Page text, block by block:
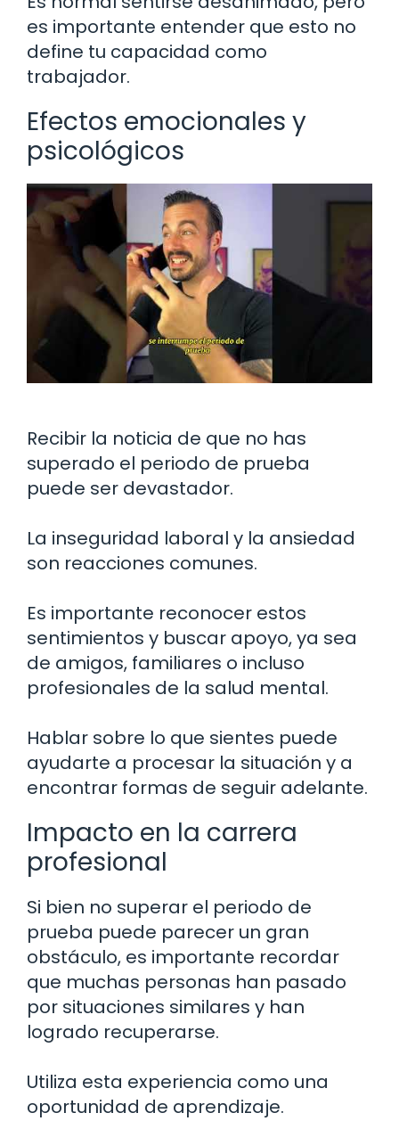
es importante entender que esto no
define tu capacidad como
trabajador.
Efectos emocionales y
psicológicos
Recibir la noticia de que no has
superado el periodo de prueba
puede ser devastador.
La inseguridad laboral y la ansiedad
son reacciones comunes.
Es importante reconocer estos
sentimientos y buscar apoyo, ya sea
de amigos, familiares o incluso
profesionales de la salud mental.
Hablar sobre lo que sientes puede
ayudarte a procesar la situación y a
encontrar formas de seguir adelante.
Impacto en la carrera
profesional
Si bien no superar el periodo de
prueba puede parecer un gran
obstáculo, es importante recordar
que muchas personas han pasado
por situaciones similares y han
logrado recuperarse.
Utiliza esta experiencia como una
oportunidad de aprendizaje.